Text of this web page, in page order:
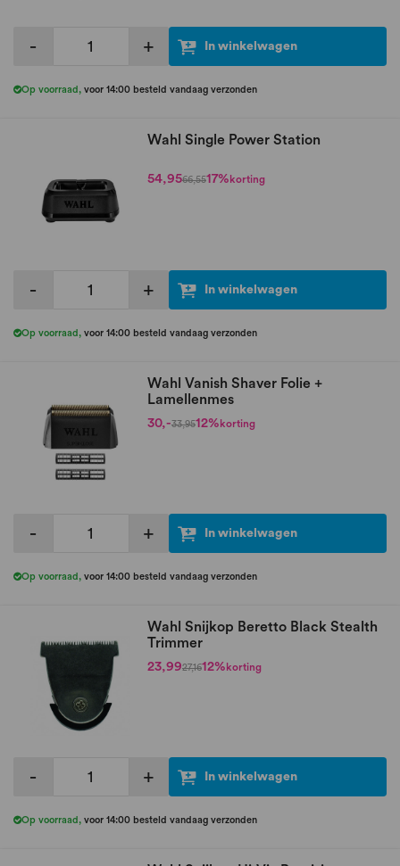
- + In winkelwagen
Op voorraad , voor 14:00 besteld vandaag verzonden
Wahl Single Power Station
54,9566,5517% korting
- + In winkelwagen
Op voorraad , voor 14:00 besteld vandaag verzonden
Wahl Vanish Shaver Folie +
Lamellenmes
30,-33,9512% korting
- + In winkelwagen
Op voorraad , voor 14:00 besteld vandaag verzonden
Wahl Snijkop Beretto Black Stealth
Trimmer
23,9927,1612% korting
- + In winkelwagen
Op voorraad , voor 14:00 besteld vandaag verzonden